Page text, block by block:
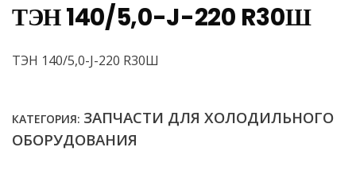
ТЭН 140/5,0-J-220 R30Ш
ТЭН 140/5,0-J-220 R30Ш
КАТЕГОРИЯ: ЗАПЧАСТИ ДЛЯ ХОЛОДИЛЬНОГО
ОБОРУДОВАНИЯ